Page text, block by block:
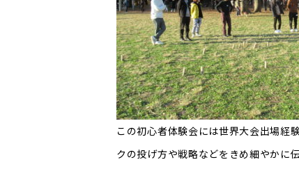
この初心者体験会には世界大会出場経
クの投げ方や戦略などをきめ細やかに